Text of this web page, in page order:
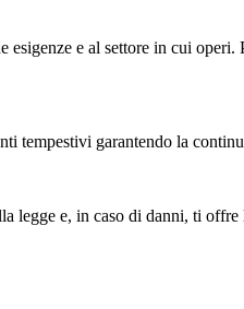
esigenze e al settore in cui
tempestivi garantendo la
legge e, in caso di danni, ti